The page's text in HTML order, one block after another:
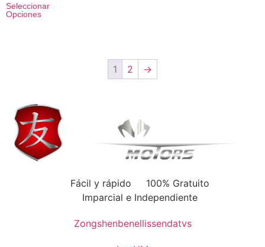
Seleccionar
Opciones
1 2 →
Fácil y rápido
100% Gratuito
Imparcial e Independiente
Zongshenbenellissendatvs